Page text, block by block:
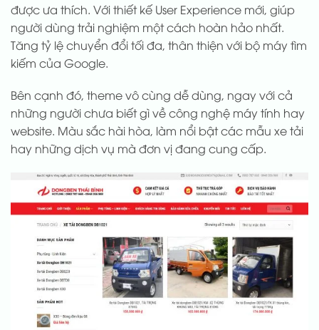
được ưa thích. Với thiết kế User Experience mới, giúp
người dùng trải nghiệm một cách hoàn hảo nhất.
Tăng tỷ lệ chuyển đổi tối đa, thân thiện với bộ máy tìm
kiếm của Google.
Bên cạnh đó, theme vô cùng dễ dùng, ngay với cả
những người chưa biết gì về công nghệ máy tính hay
website. Màu sắc hài hòa, làm nổi bật các mẫu xe tải
hay những dịch vụ mà đơn vị đang cung cấp.